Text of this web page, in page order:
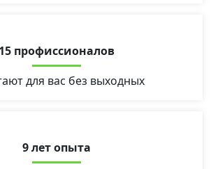
15 профиссионалов
для вас без выходных
9 лет опыта